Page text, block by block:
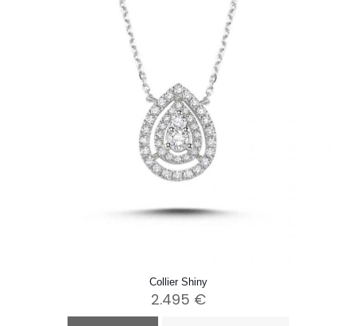
Collier Shiny
2.495 €